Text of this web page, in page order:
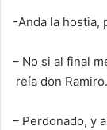
-Anda la hostia,
– No si al final
reía don Ramiro.
– Perdonado, y